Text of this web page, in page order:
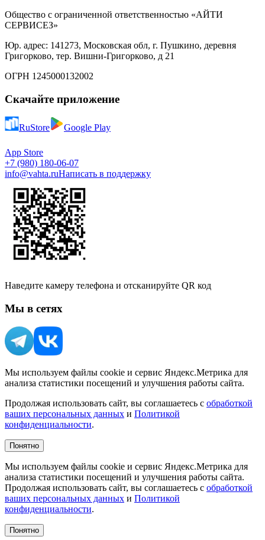
Общество с ограниченной ответственностью «АЙТИ
СЕРВИСЕЗ»
Юр. адрес: 141273, Московская обл, г. Пушкино, деревня
Григорково, тер. Вишни-Григорково, д 21
ОГРН 1245000132002
Скачайте приложение
RuStore Google Play
App Store
+7 (980) 180-06-07
info@vahta.ruНаписать в поддержку
Наведите камеру телефона и отсканируйте QR код
Мы в сетях
Мы используем файлы cookie и сервис Яндекс.Метрика для
анализа статистики посещений и улучшения работы сайта.
Продолжая использовать сайт, вы соглашаетесь с обработкой
ваших персональных данных и Политикой
конфиденциальности.
Понятно
Мы используем файлы cookie и сервис Яндекс.Метрика для
анализа статистики посещений и улучшения работы сайта.
Продолжая использовать сайт, вы соглашаетесь с обработкой
ваших персональных данных и Политикой
конфиденциальности.
Понятно